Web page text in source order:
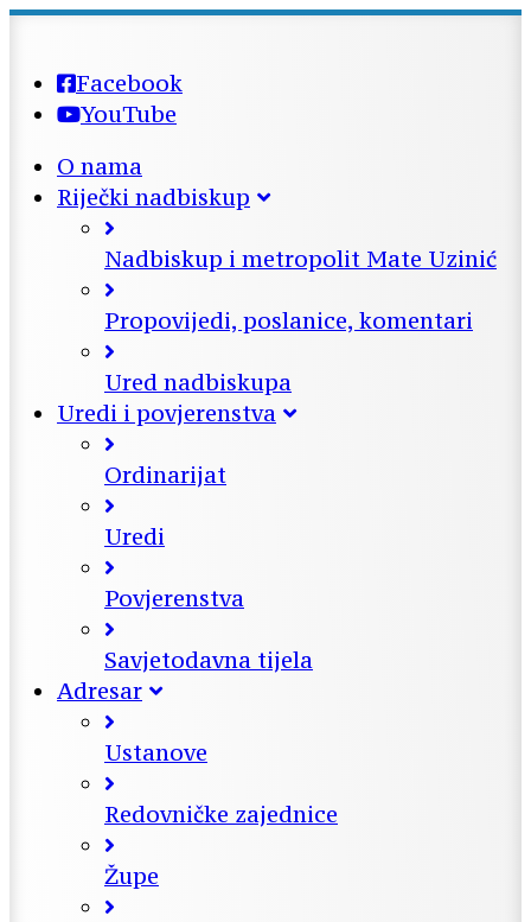
Facebook
YouTube
O nama
Riječki nadbiskup
Nadbiskup i metropolit Mate Uzinić
Propovijedi, poslanice, komentari
Ured nadbiskupa
Uredi i povjerenstva
Ordinarijat
Uredi
Povjerenstva
Savjetodavna tijela
Adresar
Ustanove
Redovničke zajednice
Župe